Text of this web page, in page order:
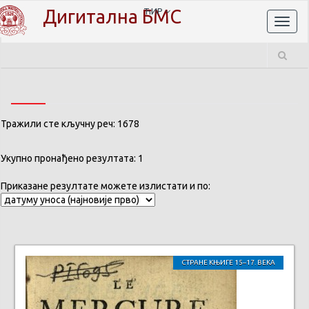
Дигитална БМС
ЋИР
Тражили сте кључну реч: 1678
Укупно пронађено резултата: 1
Приказане резултате можете излистати и по:
СТРАНЕ КЊИГЕ 15–17. ВЕКА